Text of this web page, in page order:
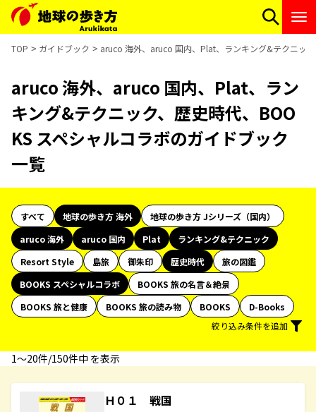
TOP ガイドブック aruco 海外、aruco 国内、Plat、ランキング&テクニッ
aruco 海外、aruco 国内、Plat、ラン
キング&テクニック、歴史時代、BOO
KS スペシャルコラボのガイドブック
一覧
すべて 地球の歩き方 海外
地球の歩き方 Jシリーズ（国内）
aruco 海外
aruco 国内 Plat
ランキング&テクニック
Resort Style
島旅 御朱印 歴史時代
旅の図鑑
BOOKS スペシャルコラボ
BOOKS 旅の名言＆絶景
BOOKS 旅と健康
BOOKS 旅の読み物 BOOKS
D-Books
絞り込み条件を追加
1〜20件/150件中 を表示
Ｈ０１ 戦国